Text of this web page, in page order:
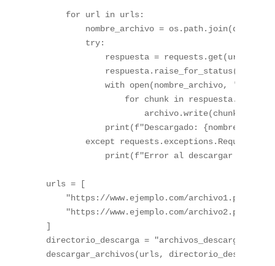
    for url in urls:
nombre_archivo =
        try:
respuesta = requests.get(url,
            respuesta.raise_for_status()
with open(nombre_archivo, 'wb') as
for chunk in
                    archivo.write(chunk)
print(f"Descargado:
except
print(f"Error al descargar {url}:
urls = [
    "https://www.ejemplo.com/archivo1.pdf",
    "https://www.ejemplo.com/archivo2.pdf"
]
directorio_descarga = "archivos_descargados"